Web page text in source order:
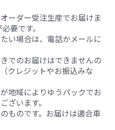
ーダー受注生産でお届けま
要です。
い場合は、電話かメールに
でのお届けはできませんの
クレジットやお振込みな
地域によりゆうパックでお
ざいます。
ものです。お届けは適合車